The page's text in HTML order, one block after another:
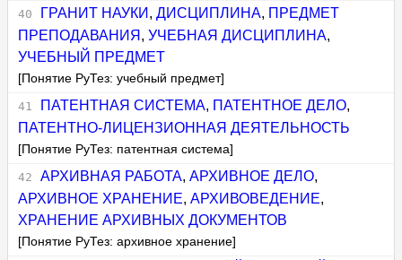
ГРАНИТ НАУКИ , ДИСЦИПЛИНА, ПРЕДМЕТ
ПРЕПОДАВАНИЯ ,УЧЕБНАЯ ДИСЦИПЛИНА,
УЧЕБНЫЙ ПРЕДМЕТ
[Понятие РуТез: учебный предмет]
ПАТЕНТНАЯ СИСТЕМА, ПАТЕНТНОЕ ДЕЛО,
ПАТЕНТНО-ЛИЦЕНЗИОННАЯ ДЕЯТЕЛЬНОСТЬ
[Понятие РуТез: патентная система]
АРХИВНАЯ РАБОТА, АРХИВНОЕ ДЕЛО,
АРХИВНОЕ ХРАНЕНИЕ,АРХИВОВЕДЕНИЕ,
ХРАНЕНИЕ АРХИВНЫХ ДОКУМЕНТОВ
[Понятие РуТез: архивное хранение]